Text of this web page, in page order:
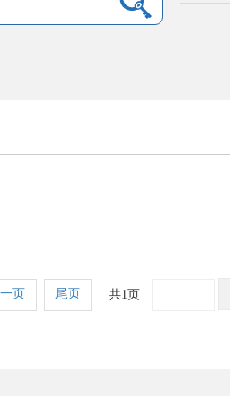
页 尾页 共1页